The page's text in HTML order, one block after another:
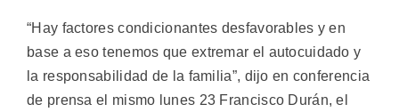
“Hay factores condicionantes desfavorables y en
base a eso tenemos que extremar el autocuidado y
la responsabilidad de la familia”, dijo en conferencia
de prensa el mismo lunes 23 Francisco Durán, el